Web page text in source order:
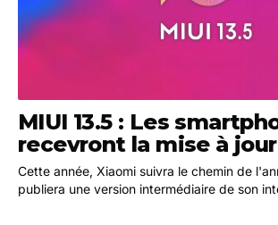
MIUI 13.5 : Les
recevront la mise à jour
Cette année, Xiaomi suivra le chemin de
publiera une version intermédiaire de son